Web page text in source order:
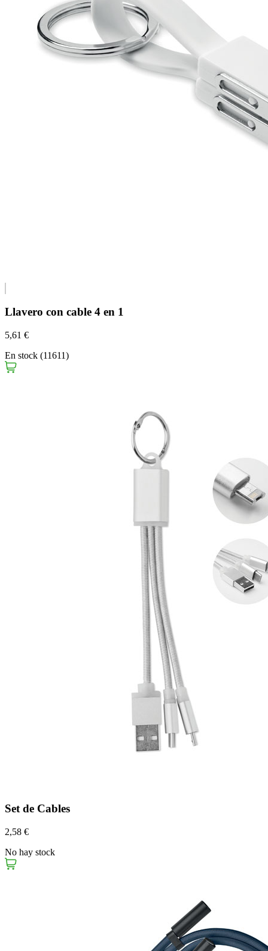
Llavero con cable 4 en 1
5,61 €
En stock (11611)
Set de Cables
2,58 €
No hay stock